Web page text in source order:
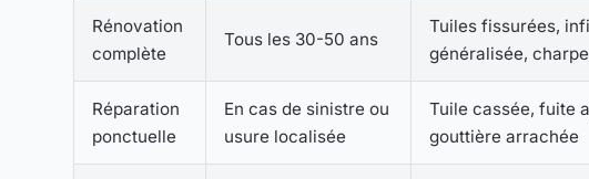
Rénovation
complète
Tous les 30-50 ans
Tuiles fissurées,
généralisée,
Réparation
ponctuelle
En cas de sinistre ou
usure localisée
Tuile cassée, fuite
gouttière arrachée